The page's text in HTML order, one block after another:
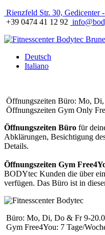
Rienzfeld Str. 30, Gedicenter
+39 0474 41 12 92
Deutsch
Italiano
Öffnungszeiten Büro: Mo,
Öffnungszeiten Gym Only
Öffnungszeiten Büro für
Abklärungen, Besichtigung
Details.
Öffnungszeiten Gym
BODYtec Kunden die über
verfügen. Das Büro ist in
Büro: Mo, Di, Do & Fr 9-
Gym Free4You: 7 Tage/